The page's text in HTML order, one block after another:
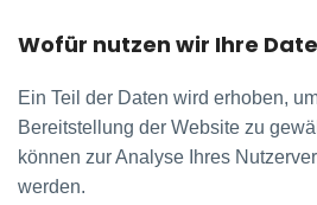
Wofür nutzen wir Ihre
Ein Teil der Daten wird erhoben,
Bereitstellung der Website zu
können zur Analyse Ihres
werden.